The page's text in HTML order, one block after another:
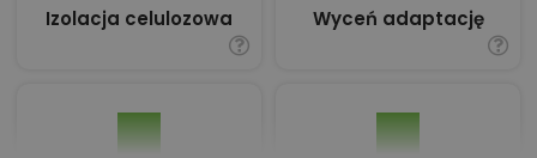
Izolacja celulozowa Wyceń adaptację